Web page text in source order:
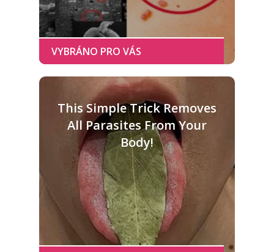
This Simple Trick Removes
All Parasites From Your
Body!